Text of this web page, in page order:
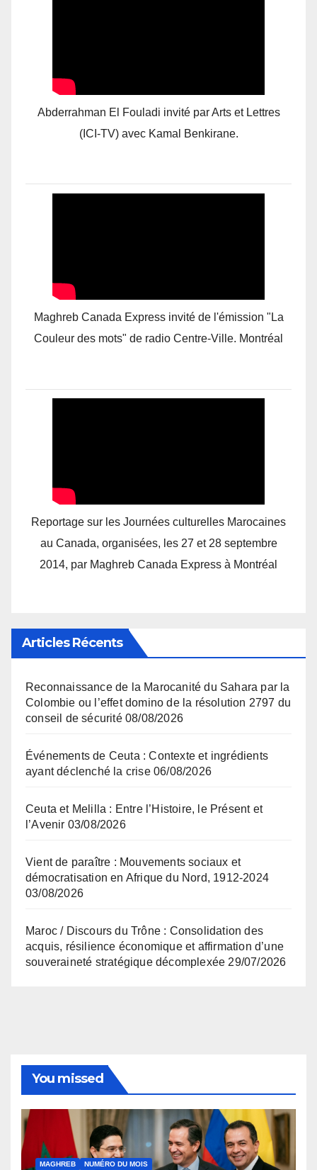
Abderrahman El Fouladi invité par Arts et Lettres
(ICI-TV) avec Kamal Benkirane.
Maghreb Canada Express invité de l'émission "La
Couleur des mots" de radio Centre-Ville. Montréal
Reportage sur les Journées culturelles Marocaines
au Canada, organisées, les 27 et 28 septembre
2014, par Maghreb Canada Express à Montréal
Articles Récents
Reconnaissance de la Marocanité du Sahara par la
Colombie ou l’effet domino de la résolution 2797 du
conseil de sécurité 08/08/2026
Événements de Ceuta : Contexte et ingrédients
ayant déclenché la crise 06/08/2026
Ceuta et Melilla : Entre l’Histoire, le Présent et
l’Avenir 03/08/2026
Vient de paraître : Mouvements sociaux et
démocratisation en Afrique du Nord, 1912-2024
03/08/2026
Maroc / Discours du Trône : Consolidation des
acquis, résilience économique et affirmation d’une
souveraineté stratégique décomplexée 29/07/2026
You missed
MAGHREB NUMÉRO DU MOIS